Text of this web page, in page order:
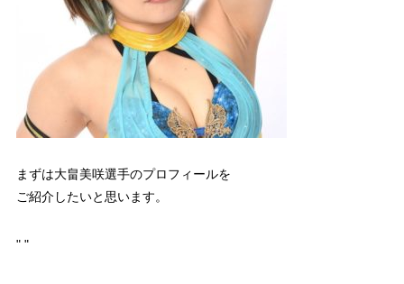
まずは大畠美咲選手のプロフィールを
ご紹介したいと思います。
" "